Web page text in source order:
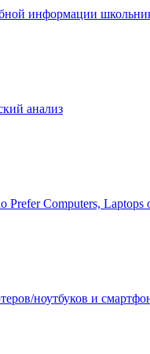
информации
анализ
Prefer Computers,
ноутбуков и